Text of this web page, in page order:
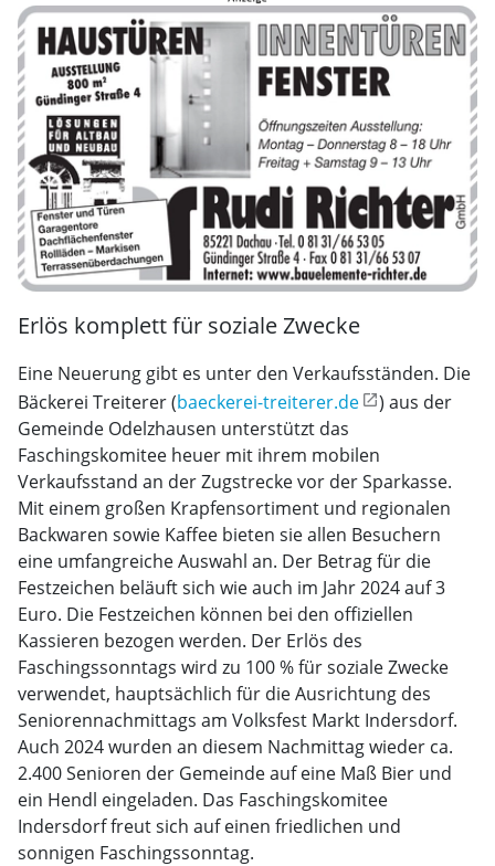
Erlös komplett für soziale Zwecke
Eine Neuerung gibt es unter den Verkaufsständen. Die
Bäckerei Treiterer (baeckerei-treiterer.de
) aus der
Gemeinde Odelzhausen unterstützt das
Faschingskomitee heuer mit ihrem mobilen
Verkaufsstand an der Zugstrecke vor der Sparkasse.
Mit einem großen Krapfensortiment und regionalen
Backwaren sowie Kaffee bieten sie allen Besuchern
eine umfangreiche Auswahl an. Der Betrag für die
Festzeichen beläuft sich wie auch im Jahr 2024 auf 3
Euro. Die Festzeichen können bei den offiziellen
Kassieren bezogen werden. Der Erlös des
Faschingssonntags wird zu 100 % für soziale Zwecke
verwendet, hauptsächlich für die Ausrichtung des
Seniorennachmittags am Volksfest Markt Indersdorf.
Auch 2024 wurden an diesem Nachmittag wieder ca.
2.400 Senioren der Gemeinde auf eine Maß Bier und
ein Hendl eingeladen. Das Faschingskomitee
Indersdorf freut sich auf einen friedlichen und
sonnigen Faschingssonntag.